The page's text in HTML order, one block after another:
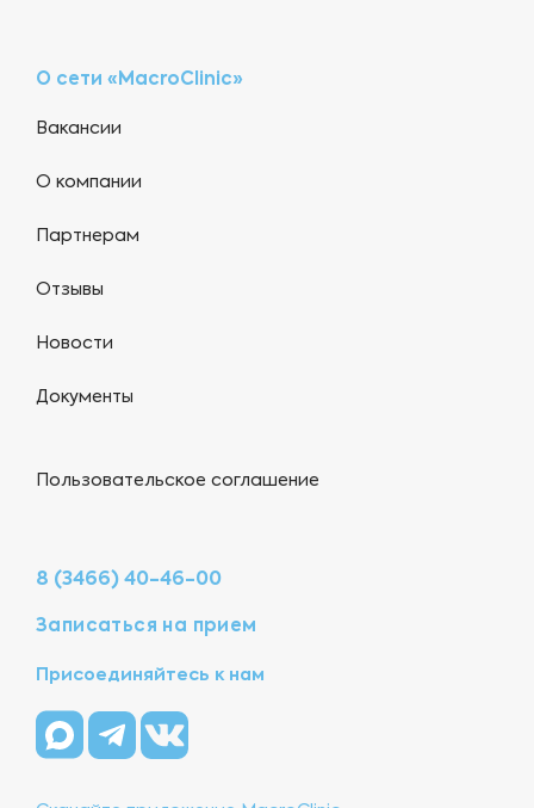
О сети «MacroClinic»
Вакансии
О компании
Партнерам
Отзывы
Новости
Документы
Пользовательское соглашение
8 (3466) 40-46-00
Записаться на прием
Присоединяйтесь к нам